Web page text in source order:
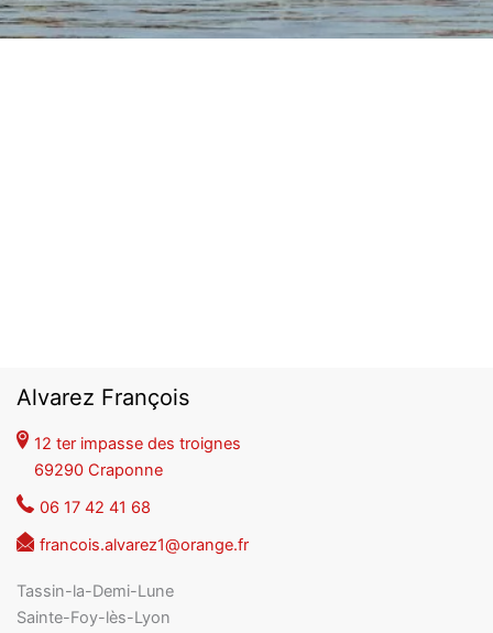
Alvarez François
12 ter impasse des troignes
69290 Craponne
06 17 42 41 68
francois.alvarez1@orange.fr
Tassin-la-Demi-Lune
Sainte-Foy-lès-Lyon